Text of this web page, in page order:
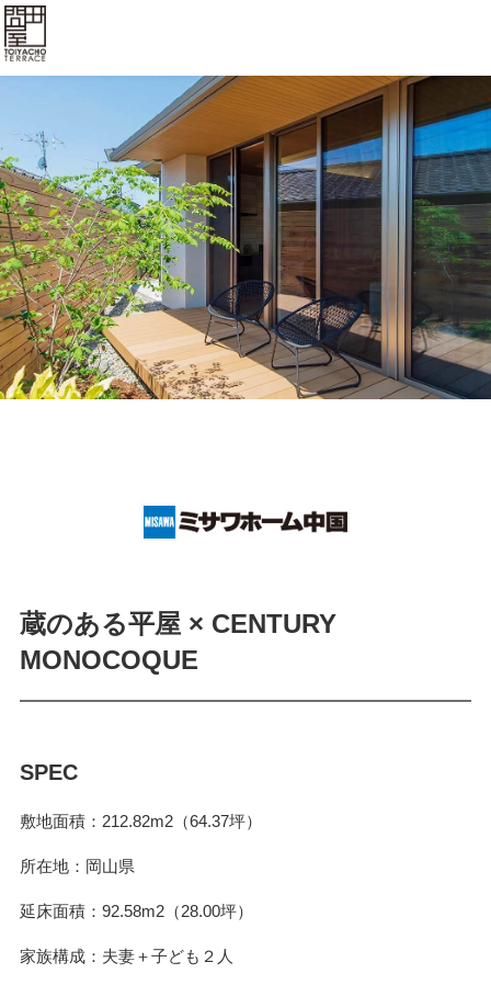
蔵のある平屋 × CENTURY
MONOCOQUE
SPEC
敷地面積 212.82m2（64.37坪）
所在地 岡山県
延床面積 92.58m2（28.00坪）
家族構成 夫妻＋子ども２人